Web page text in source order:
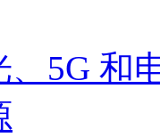
5G 和